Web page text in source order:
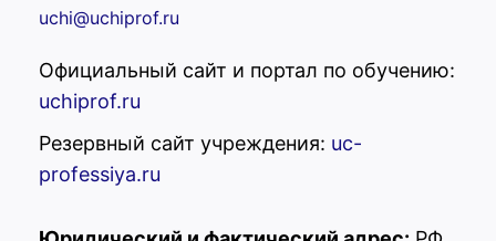
uchi@uchiprof.ru
Официальный сайт и портал по обучению:
uchiprof.ru
Резервный сайт учреждения: uc-
professiya.ru